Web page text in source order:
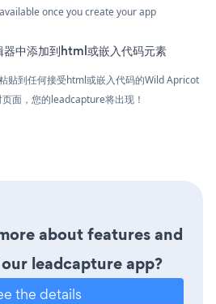
once you create your app
中添加到html或嵌入代码元素
贴到任何接受html或嵌入代码的Wild Apricot
面，您的leadcapture将出现！
about features and
leadcapture app?
the details